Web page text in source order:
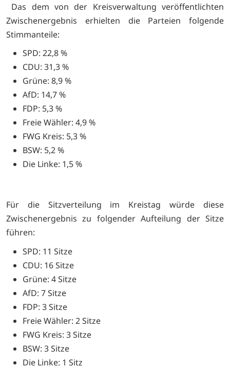
Das dem von der Kreisverwaltung veröffentlichten
Zwischenergebnis erhielten die Parteien folgende
Stimmanteile:
SPD: 22,8 %
CDU: 31,3 %
Grüne: 8,9 %
AfD: 14,7 %
FDP: 5,3 %
Freie Wähler: 4,9 %
FWG Kreis: 5,3 %
BSW: 5,2 %
Die Linke: 1,5 %
Für die Sitzverteilung im Kreistag würde diese
Zwischenergebnis zu folgender Aufteilung der Sitze
führen:
SPD: 11 Sitze
CDU: 16 Sitze
Grüne: 4 Sitze
AfD: 7 Sitze
FDP: 3 Sitze
Freie Wähler: 2 Sitze
FWG Kreis: 3 Sitze
BSW: 3 Sitze
Die Linke: 1 Sitz